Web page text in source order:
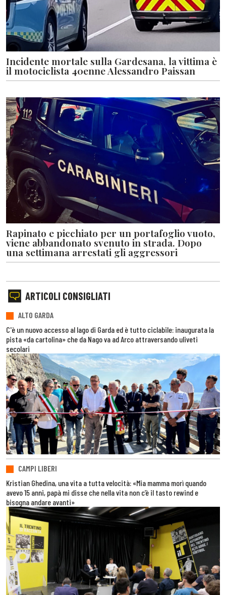
Incidente mortale sulla Gardesana, la vittima è
il motociclista 40enne Alessandro Paissan
Rapinato e picchiato per un portafoglio vuoto,
viene abbandonato svenuto in strada. Dopo
una settimana arrestati gli aggressori
ARTICOLI CONSIGLIATI
ALTO GARDA
C'è un nuovo accesso al lago di Garda ed è tutto ciclabile: inaugurata la
pista «da cartolina» che da Nago va ad Arco attraversando uliveti
secolari
CAMPI LIBERI
Kristian Ghedina, una vita a tutta velocità: «Mia mamma morì quando
avevo 15 anni, papà mi disse che nella vita non c’è il tasto rewind e
bisogna andare avanti»